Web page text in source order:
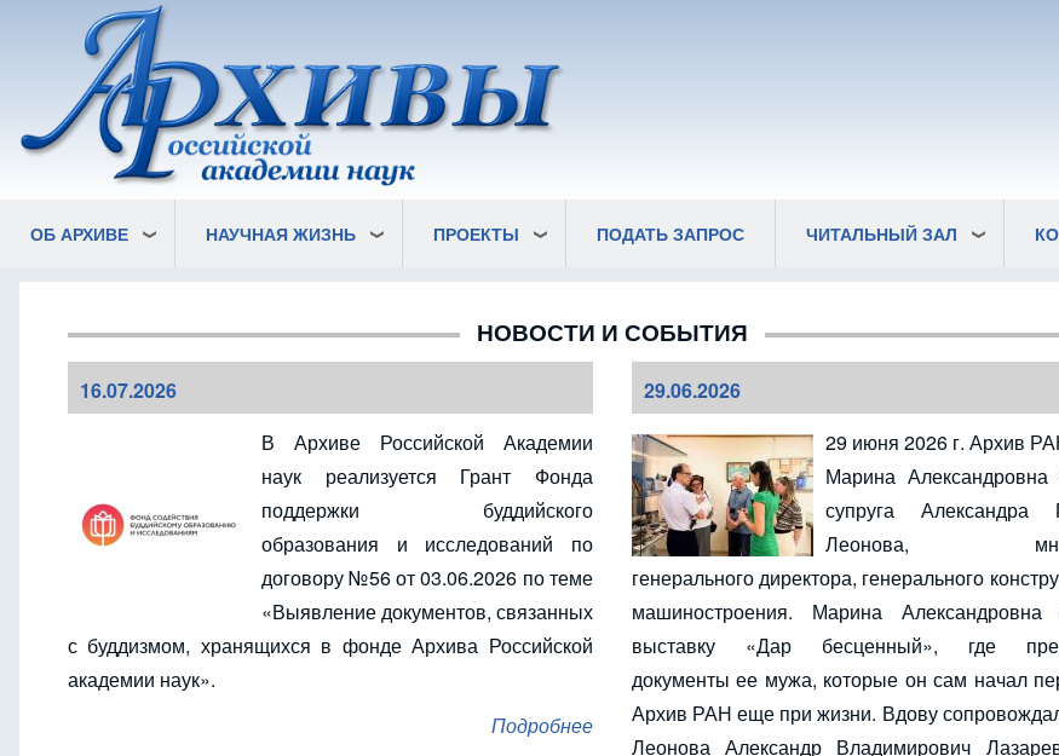
основному
содержанию
ОБ АРХИВЕ НАУЧНАЯ ЖИЗНЬ ПРОЕКТЫ ПОДАТЬ ЗАПРОС ЧИТАЛЬНЫЙ ЗАЛ
НОВОСТИ И СОБЫТИЯ
16.07.2026
В Архиве Российской Академии
наук реализуется Грант Фонда
поддержки буддийского
образования и исследований по
договору №56 от 03.06.2026 по теме
«Выявление документов, связанных
с буддизмом, хранящихся в фонде Архива Российской
академии наук».
Подробнее
29.06.2026
29 июня 2026 г. Архив
Марина
супруга Александра
Леонова,
генерального директора, генерального
машиностроения. Марина Александровна
выставку «Дар бесценный», где
документы ее мужа, которые он сам начал
Архив РАН еще при жизни. Вдову
Леонова Александр Владимирович